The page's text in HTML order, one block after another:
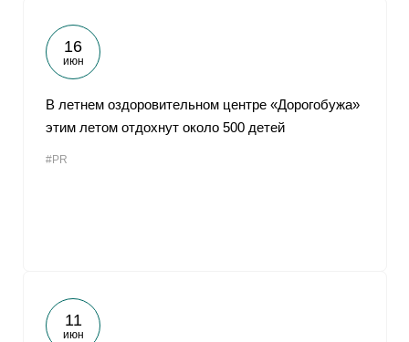
16
июн
В летнем оздоровительном центре «Дорогобужа»
этим летом отдохнут около 500 детей
#PR
11
июн